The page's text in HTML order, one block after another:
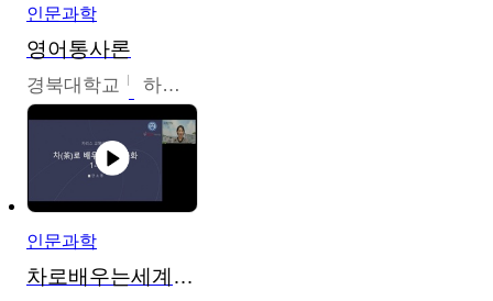
인문과학
영어통사론
경북대학교 하승완
인문과학
차로배우는세계문화